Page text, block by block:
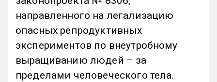
направленного на легализацию
опасных репродуктивных
экспериментов по внеутробному
выращиванию людей – за
пределами человеческого тела.